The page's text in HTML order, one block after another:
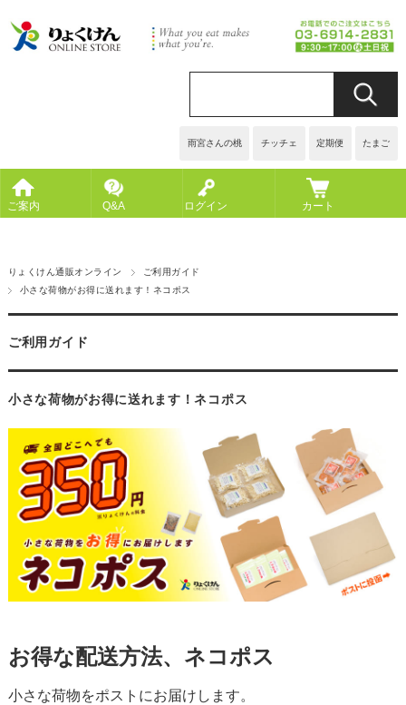
雨宮さんの桃 チッチェ 定期便 たまご
ご案内 Q&A ログイン カート
りょくけん通販オンライン
ご利用ガイド
小さな荷物がお得に送れます！ネコポス
ご利用ガイド
小さな荷物がお得に送れます！ネコポス
お得な配送方法、ネコポス
小さな荷物をポストにお届けします。